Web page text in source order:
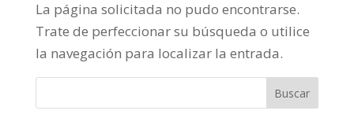
La página solicitada no pudo encontrarse.
Trate de perfeccionar su búsqueda o utilice
la navegación para localizar la entrada.
Buscar